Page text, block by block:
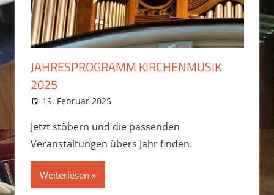
JAHRESPROGRAMM KIRCHENMUSIK
2025
19. Februar 2025
Jetzt stöbern und die passenden
Veranstaltungen übers Jahr finden.
Weiterlesen